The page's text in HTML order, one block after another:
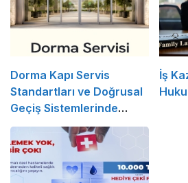
Dorma Kapı Servis
Standartları ve Doğrusal
Geçiş Sistemlerinde
Koruyucu Bakım
Metodolojileri
İş